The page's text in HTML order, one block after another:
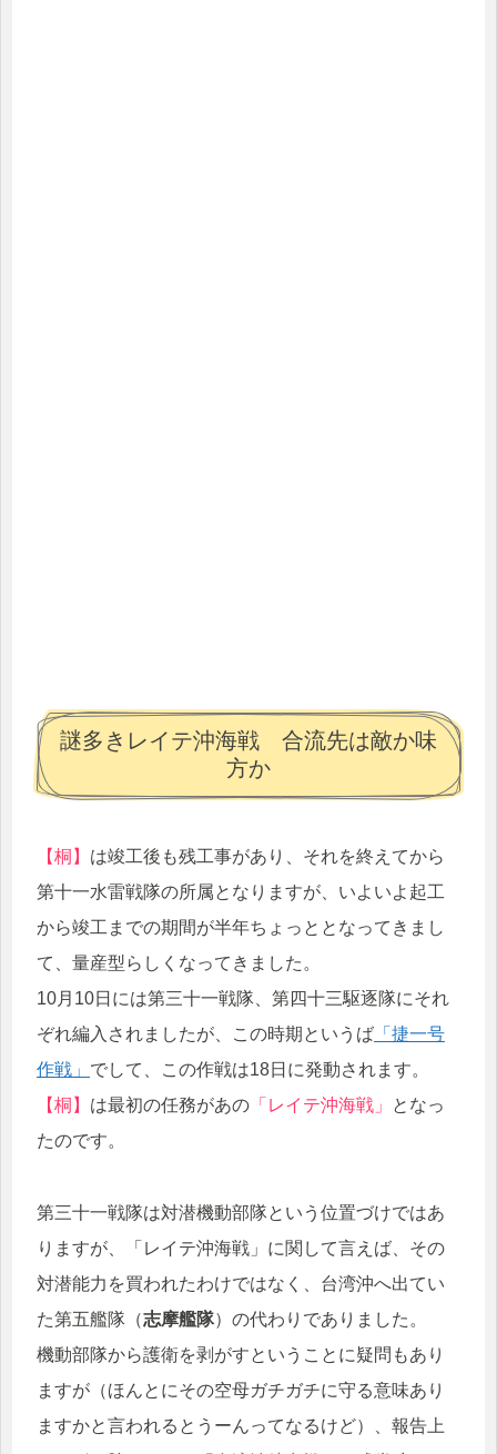
謎多きレイテ沖海戦 合流先は敵か味
方か
【桐】 は竣工後も残工事があり、それを終えてから
第十一水雷戦隊の所属となりますが、いよいよ起工
から竣工までの期間が半年ちょっととなってきまし
て、量産型らしくなってきました。
10月10日には第三十一戦隊、第四十三駆逐隊にそれ
ぞれ編入されましたが、この時期というば 「捷一号
作戦」 でして、この作戦は18日に発動されます。
【桐】 は最初の任務があの 「レイテ沖海戦」
となっ
たのです。
第三十一戦隊は対潜機動部隊という位置づけではあ
りますが、「レイテ沖海戦」に関して言えば、その
対潜能力を買われたわけではなく、台湾沖へ出てい
た第五艦隊（志摩艦隊）の代わりでありました。
機動部隊から護衛を剥がすということに疑問もあり
ますが（ほんとにその空母ガチガチに守る意味あり
ますかと言われるとうーんってなるけど）、報告上